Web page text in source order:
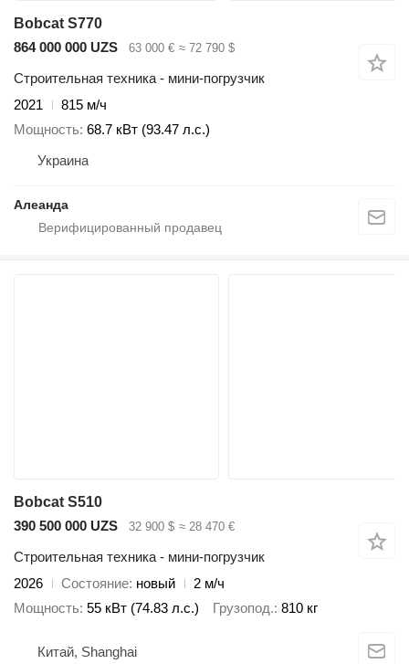
Bobcat S770
864 000 000 UZS
63 000 € ≈ 72 790 $
Строительная техника - мини-погрузчик
2021
815 м/ч
Мощность 68.7 кВт (93.47 л.с.)
Украина
Алеанда
Bobcat S510
390 500 000 UZS
32 900 $ ≈ 28 470 €
Строительная техника - мини-погрузчик
2026
Состояние новый
2 м/ч
Мощность 55 кВт (74.83 л.с.) Грузопод. 810 кг
Китай, Shanghai